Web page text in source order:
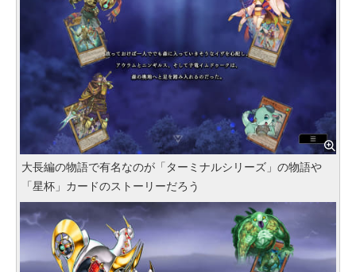
大長編の物語で有名なのが「ターミナルシリーズ」の物語や
「星杯」カードのストーリーだろう